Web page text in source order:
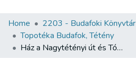
Communities & Collections
All of DSpace
Home
2203 - Budafoki Könyvtár
Topotéka Budafok, Tétény
Ház a Nagytétényi út és Tóth József utca sarkán a XXII. kerületben